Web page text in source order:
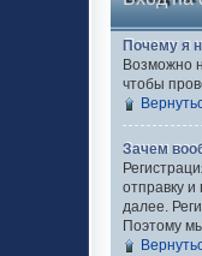
Почему я
Возможно
чтобы
Зачем
отправку
далее.
Поэтому